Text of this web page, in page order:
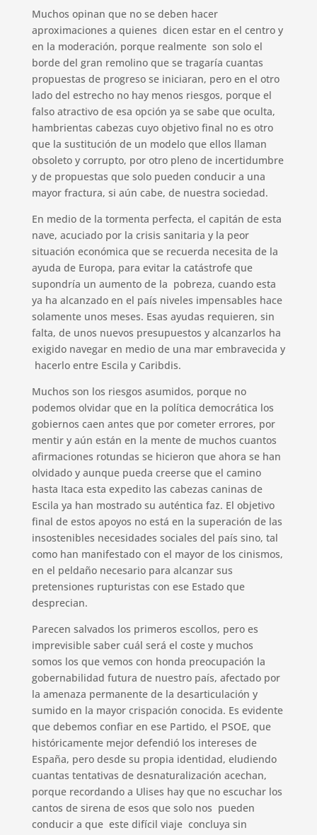
Muchos opinan que no se deben hacer
aproximaciones a quienes dicen estar en el centro y
en la moderación, porque realmente son solo el
borde del gran remolino que se tragaría cuantas
propuestas de progreso se iniciaran, pero en el otro
lado del estrecho no hay menos riesgos, porque el
falso atractivo de esa opción ya se sabe que oculta,
hambrientas cabezas cuyo objetivo final no es otro
que la sustitución de un modelo que ellos llaman
obsoleto y corrupto, por otro pleno de incertidumbre
y de propuestas que solo pueden conducir a una
mayor fractura, si aún cabe, de nuestra sociedad.
En medio de la tormenta perfecta, el capitán de esta
nave, acuciado por la crisis sanitaria y la peor
situación económica que se recuerda necesita de la
ayuda de Europa, para evitar la catástrofe que
supondría un aumento de la pobreza, cuando esta
ya ha alcanzado en el país niveles impensables hace
solamente unos meses. Esas ayudas requieren, sin
falta, de unos nuevos presupuestos y alcanzarlos ha
exigido navegar en medio de una mar embravecida y
hacerlo entre Escila y Caribdis.
Muchos son los riesgos asumidos, porque no
podemos olvidar que en la política democrática los
gobiernos caen antes que por cometer errores, por
mentir y aún están en la mente de muchos cuantos
afirmaciones rotundas se hicieron que ahora se han
olvidado y aunque pueda creerse que el camino
hasta Itaca esta expedito las cabezas caninas de
Escila ya han mostrado su auténtica faz. El objetivo
final de estos apoyos no está en la superación de las
insostenibles necesidades sociales del país sino, tal
como han manifestado con el mayor de los cinismos,
en el peldaño necesario para alcanzar sus
pretensiones rupturistas con ese Estado que
desprecian.
Parecen salvados los primeros escollos, pero es
imprevisible saber cuál será el coste y muchos
somos los que vemos con honda preocupación la
gobernabilidad futura de nuestro país, afectado por
la amenaza permanente de la desarticulación y
sumido en la mayor crispación conocida. Es evidente
que debemos confiar en ese Partido, el PSOE, que
históricamente mejor defendió los intereses de
España, pero desde su propia identidad, eludiendo
cuantas tentativas de desnaturalización acechan,
porque recordando a Ulises hay que no escuchar los
cantos de sirena de esos que solo nos pueden
conducir a que este difícil viaje concluya sin